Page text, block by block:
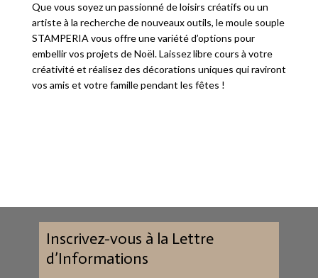
Que vous soyez un passionné de loisirs créatifs ou un
artiste à la recherche de nouveaux outils, le moule souple
STAMPERIA vous offre une variété d’options pour
embellir vos projets de Noël. Laissez libre cours à votre
créativité et réalisez des décorations uniques qui raviront
vos amis et votre famille pendant les fêtes !
Inscrivez-vous à la Lettre
d’Informations